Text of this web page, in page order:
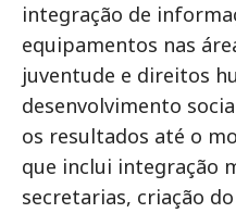
integração de
equipamentos nas
juventude e direitos
desenvolvimento
os resultados até o
que inclui integração
secretarias, criação